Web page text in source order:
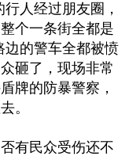
人经过朋友圈，
个一条街全都是
边的警车全都被愤
砸了，现场非常
牌的防暴警察，
。
有民众受伤还不